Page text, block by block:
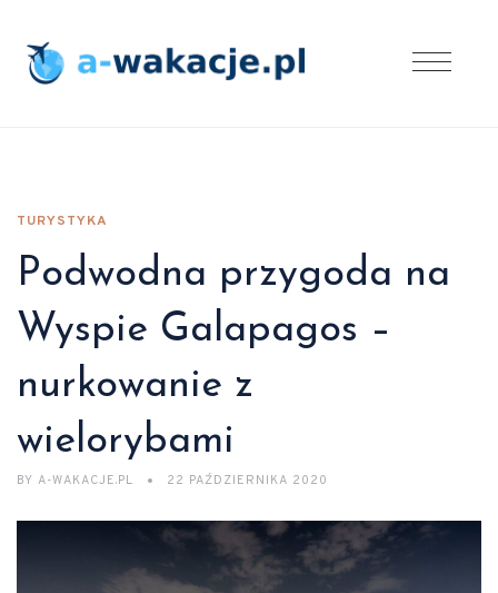
TURYSTYKA
Podwodna przygoda na
Wyspie Galapagos –
nurkowanie z
wielorybami
BY A-WAKACJE.PL 22 PAŹDZIERNIKA 2020